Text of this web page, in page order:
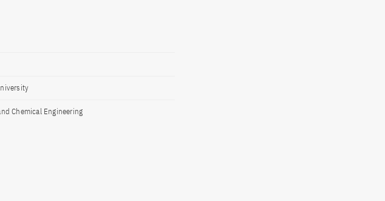
Chemical Engineering